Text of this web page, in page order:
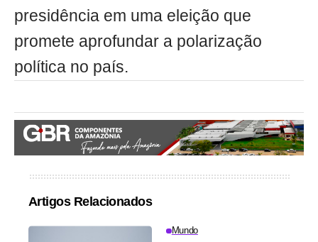
presidência em uma eleição que
promete aprofundar a polarização
política no país.
Artigos Relacionados
Mundo